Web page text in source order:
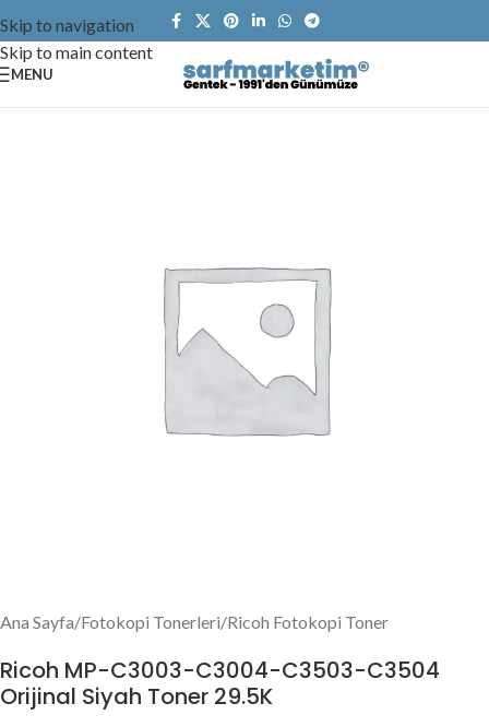
Skip to navigation
Skip to main content
MENU
Ana Sayfa/Fotokopi Tonerleri/Ricoh Fotokopi Toner
Ricoh MP-C3003-C3004-C3503-C3504
Orijinal Siyah Toner 29.5K